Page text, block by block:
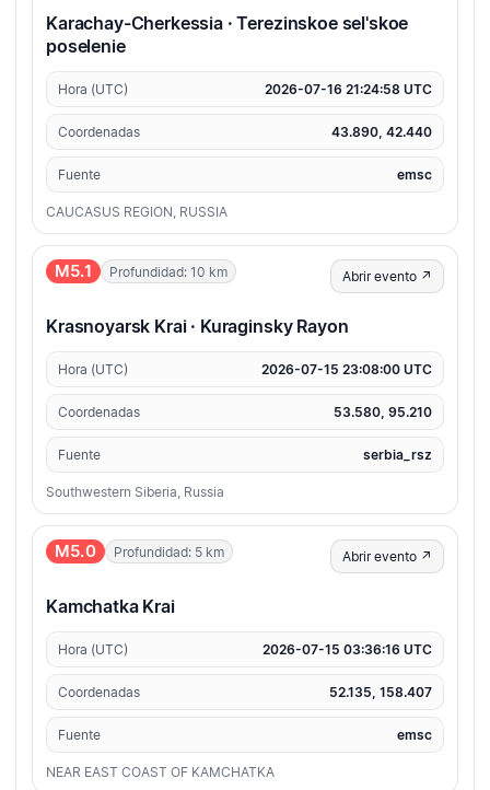
Karachay-Cherkessia · Terezinskoe sel'skoe
poselenie
Hora (UTC) 2026-07-16 21:24:58 UTC
Coordenadas 43.890, 42.440
Fuente emsc
CAUCASUS REGION, RUSSIA
M5.1 Profundidad: 10 km Abrir evento ↗
Krasnoyarsk Krai · Kuraginsky Rayon
Hora (UTC) 2026-07-15 23:08:00 UTC
Coordenadas 53.580, 95.210
Fuente serbia_rsz
Southwestern Siberia, Russia
M5.0 Profundidad: 5 km Abrir evento ↗
Kamchatka Krai
Hora (UTC) 2026-07-15 03:36:16 UTC
Coordenadas 52.135, 158.407
Fuente emsc
NEAR EAST COAST OF KAMCHATKA